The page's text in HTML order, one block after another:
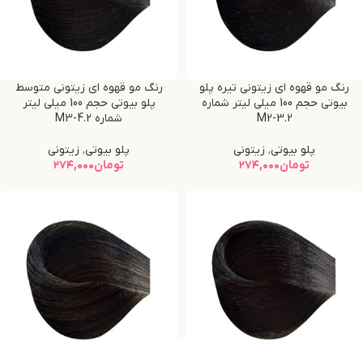
رنگ مو قهوه ای زیتونی تیره پلو
بیوتی حجم 100 میلی لیتر شماره
M2-3.2
پلو بیوتی, زیتونی
تومان۲۷۴,۰۰۰
رنگ مو قهوه ای زیتونی متوسط
پلو بیوتی حجم 100 میلی لیتر
شماره M3-4.2
پلو بیوتی, زیتونی
تومان۲۷۴,۰۰۰